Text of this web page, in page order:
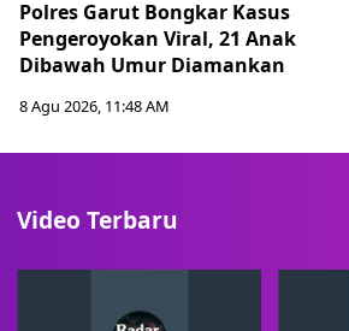
Polres Garut Bongkar Kasus
Pengeroyokan Viral, 21 Anak
Dibawah Umur Diamankan
8 Agu 2026, 11:48 AM
Video Terbaru